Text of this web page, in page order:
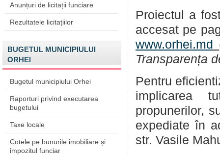
Anunțuri de licitații funciare
Rezultatele licitațiilor
BUGETUL MUNICIPIULUI
ORHEI
Bugetul municipiului Orhei
Raporturi privind executarea
bugetului
Taxe locale
Cotele pe bunurile imobiliare și
impozitul funciar
Proiectul a
accesat pe
www.orhei.md
Transparența
Pentru
implicarea
propunerilor,
expediate în
str. Vasile